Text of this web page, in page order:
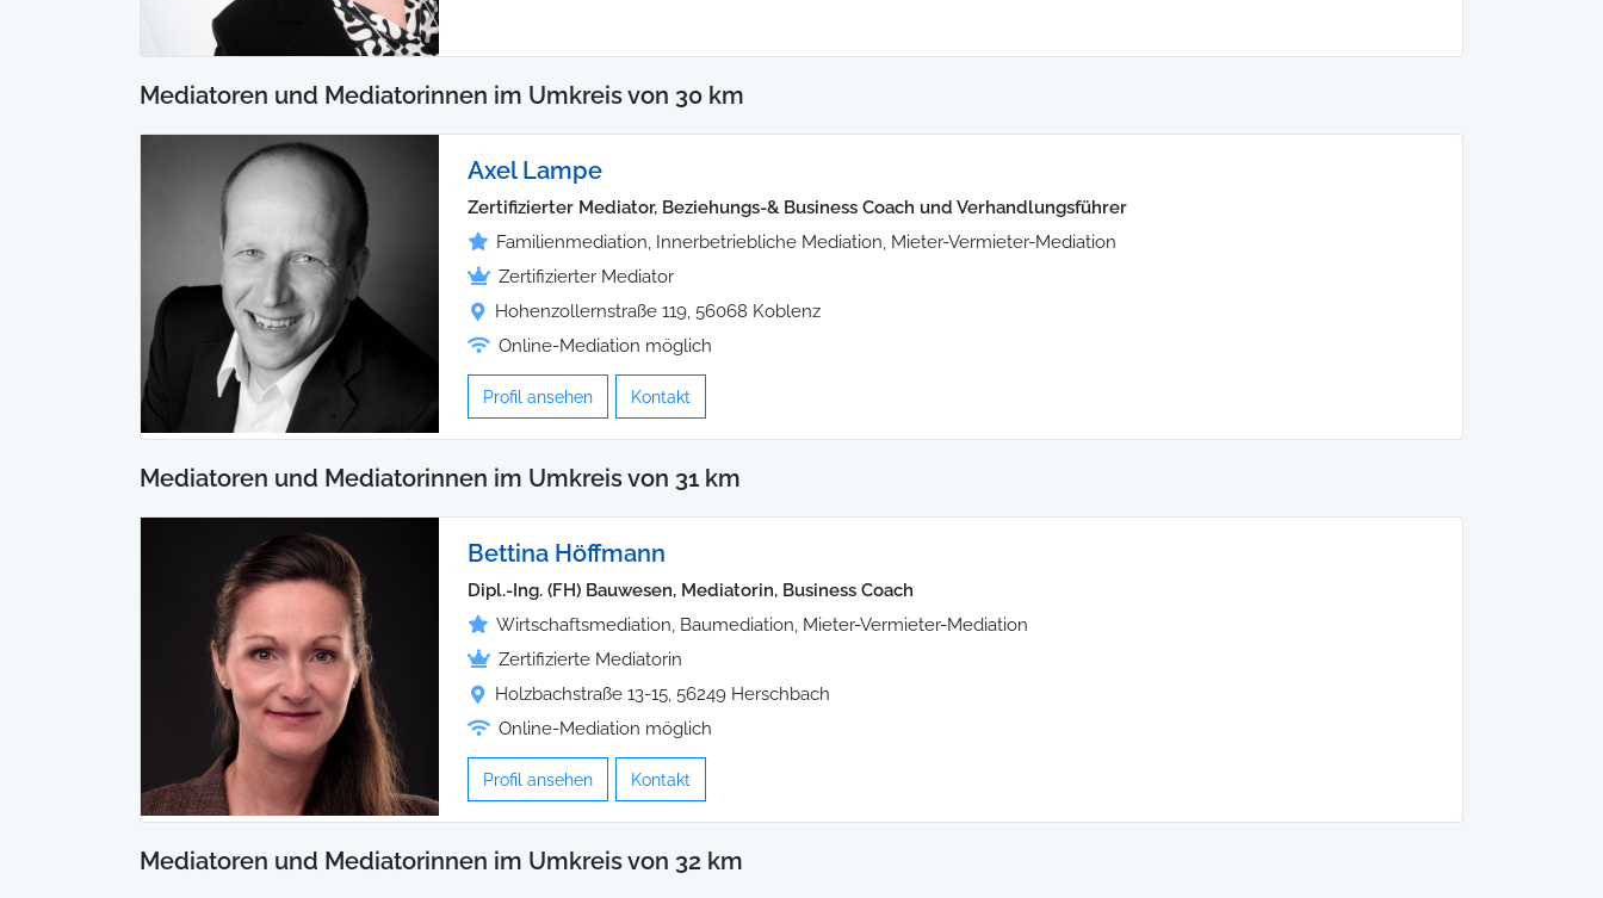
Mediatoren und Mediatorinnen im Umkreis von 30 km
Axel Lampe
Zertifizierter Mediator, Beziehungs-& Business Coach und Verhandlungsführer
Familienmediation, Innerbetriebliche Mediation, Mieter-Vermieter-Mediation
Zertifizierter Mediator
Hohenzollernstraße 119, 56068 Koblenz
Online-Mediation möglich
Profil ansehen Kontakt
Mediatoren und Mediatorinnen im Umkreis von 31 km
Bettina Höffmann
Dipl.-Ing. (FH) Bauwesen, Mediatorin, Business Coach
Wirtschaftsmediation, Baumediation, Mieter-Vermieter-Mediation
Zertifizierte Mediatorin
Holzbachstraße 13-15, 56249 Herschbach
Online-Mediation möglich
Profil ansehen Kontakt
Mediatoren und Mediatorinnen im Umkreis von 32 km